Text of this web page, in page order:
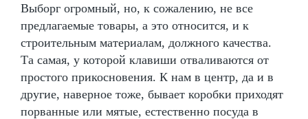
Выборг огромный, но, к сожалению, не все
предлагаемые товары, а это относится, и к
строительным материалам, должного качества.
Та самая, у которой клавиши отваливаются от
простого прикосновения. К нам в центр, да и в
другие, наверное тоже, бывает коробки приходят
порванные или мятые, естественно посуда в